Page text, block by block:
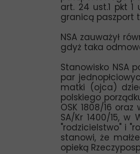
art. 24 ust.1 pkt
granicą paszport
NSA zauważył
gdyż taka
Stanowisko NSA
par
matki (ojca)
polskiego
OSK 1808/16
SA/Kr 1400/15,
"rodzicielstwo" i
stanowi, że
opieką